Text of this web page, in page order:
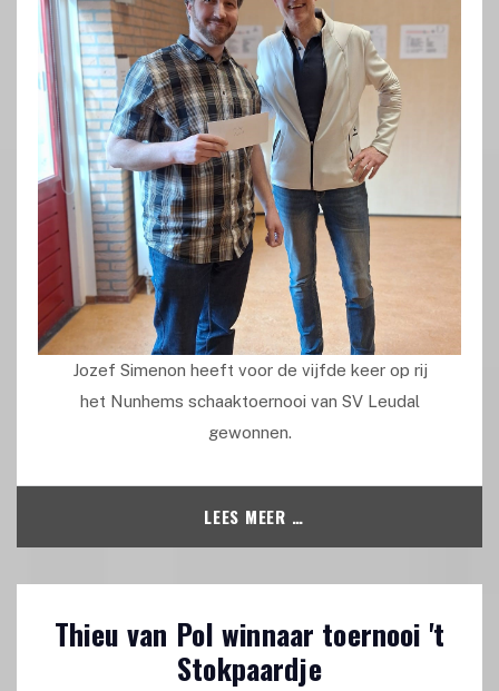
Jozef Simenon heeft voor de vijfde keer op rij
het Nunhems schaaktoernooi van SV Leudal
gewonnen.
LEES MEER …
Thieu van Pol winnaar toernooi 't
Stokpaardje